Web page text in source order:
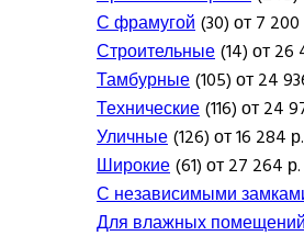
С фрамугой(30) от 7 200
Строительные(14) от 26
Тамбурные(105) от 24
Технические(116) от 24
Уличные(126) от 16 284 р.
Широкие(61) от 27 264 р.
С независимыми
Для влажных